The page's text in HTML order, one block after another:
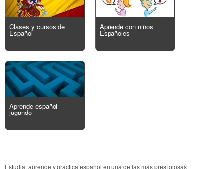
Clases y cursos de
Español
Aprende con niños
Españoles
Aprende español
jugando
Estudia, aprende y practica español en una de las más prestigiosas